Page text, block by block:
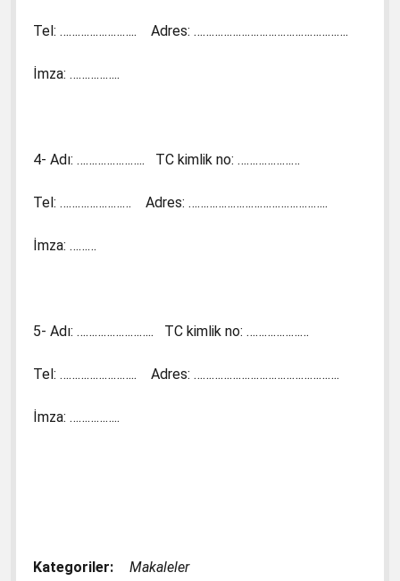
Tel: …………………….. Adres: …………………………………………….
İmza: ……………..
4- Adı: ………………….. TC kimlik no: …………………
Tel: …………………… Adres: ………………………………………..
İmza: ………
5- Adı: …………………….. TC kimlik no: …………………
Tel: …………………….. Adres: ………………………………………….
İmza: ……………..
Kategoriler: Makaleler